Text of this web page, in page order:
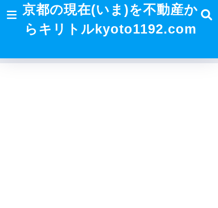
京都の現在(いま)を不動産か
らキリトルkyoto1192.com